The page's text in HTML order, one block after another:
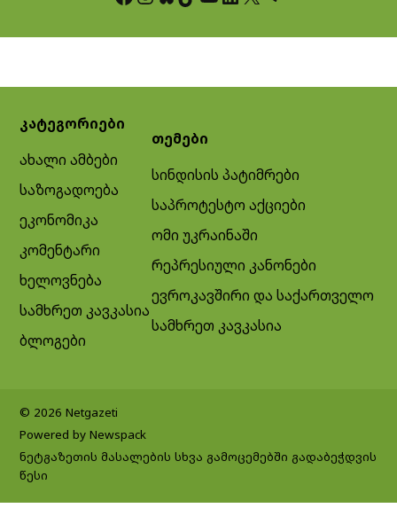
კატეგორიები
ახალი ამბები
საზოგადოება
ეკონომიკა
კომენტარი
ხელოვნება
სამხრეთ კავკასია
ბლოგები
თემები
სინდისის პატიმრები
საპროტესტო აქციები
ომი უკრაინაში
რეპრესიული კანონები
ევროკავშირი და საქართველო
სამხრეთ კავკასია
© 2026 Netgazeti
Powered by Newspack
ნეტგაზეთის მასალების სხვა გამოცემებში გადაბეჭდვის
წესი